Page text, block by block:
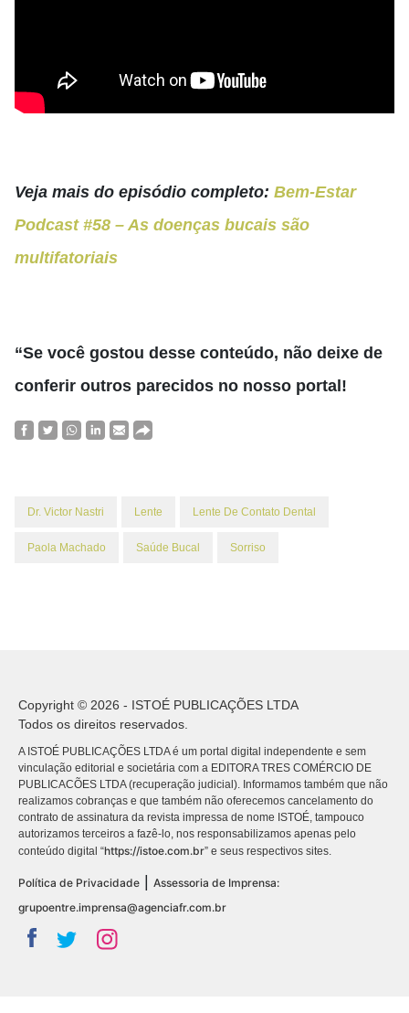
Veja mais do episódio completo: Bem-Estar
Podcast #58 – As doenças bucais são
multifatoriais
“Se você gostou desse conteúdo, não deixe de
conferir outros parecidos no nosso portal!
Dr. Victor Nastri Lente Lente De Contato Dental
Paola Machado Saúde Bucal Sorriso
Copyright © 2026 - ISTOÉ PUBLICAÇÕES LTDA
Todos os direitos reservados.
A ISTOÉ PUBLICAÇÕES LTDA é um portal digital independente e sem
vinculação editorial e societária com a EDITORA TRES COMÉRCIO DE
PUBLICACÕES LTDA (recuperação judicial). Informamos também que não
realizamos cobranças e que também não oferecemos cancelamento do
contrato de assinatura da revista impressa de nome ISTOÉ, tampouco
autorizamos terceiros a fazê-lo, nos responsabilizamos apenas pelo
conteúdo digital “https://istoe.com.br” e seus respectivos sites.
Política de Privacidade
Assessoria de Imprensa:
grupoentre.imprensa@agenciafr.com.br